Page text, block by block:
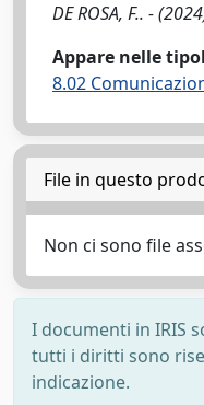
DE ROSA, F.. -
Appare nelle
8.02
File in questo
Non ci sono file
I documenti in IRIS
tutti i diritti sono
indicazione.